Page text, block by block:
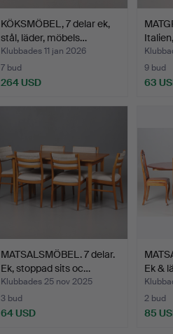
KÖKSMÖBEL, 7 delar ek,
stål, läder, möbels…
Klubbades 11 jan 2026
7 bud
264 USD
9 bud
63
MATSALSMÖBEL. 7 delar.
Ek, stoppad sits oc…
Klubbades 25 nov 2025
3 bud
64 USD
Ek &
2 bud
85